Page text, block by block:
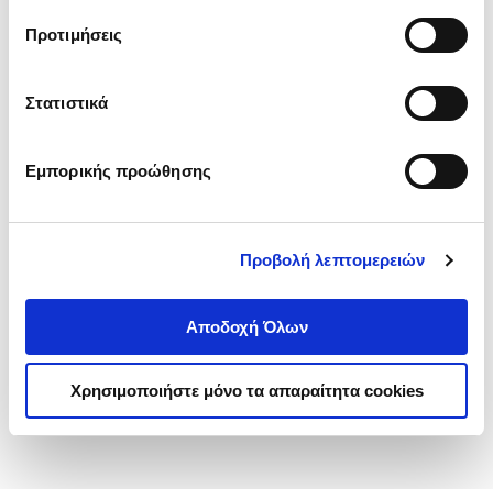
Προτιμήσεις
Στατιστικά
Εμπορικής προώθησης
Προβολή λεπτομερειών
Αποδοχή Όλων
Χρησιμοποιήστε μόνο τα απαραίτητα cookies